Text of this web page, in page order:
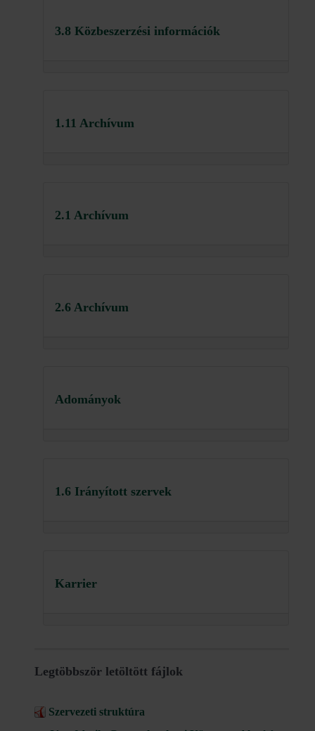
3.8 Közbeszerzési információk
1.11 Archívum
2.1 Archívum
2.6 Archívum
Adományok
1.6 Irányított szervek
Karrier
Legtöbbször letöltött fájlok
Szervezeti struktúra